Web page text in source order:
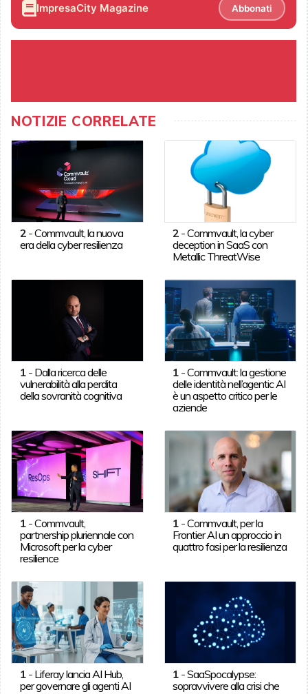
ImpresaCity Magazine Abbonati
NOTIZIE CORRELATE
2-Commvault, la nuova
era della cyber resilienza
2 -Commvault, la cyber
deception in SaaS con
Metallic ThreatWise
1- Dalla ricerca delle
vulnerabilità alla perdita
della sovranità cognitiva
1 -Commvault: la gestione
delle identità nell’agentic AI
è un aspetto critico per le
aziende
1-Commvault,
partnership pluriennale con
Microsoft per la cyber
resilience
1 -Commvault, per la
Frontier AI un approccio in
quattro fasi per la resilienza
1- Liferay lancia AI Hub,
per governare gli agenti AI
1 -SaaSpocalypse:
sopravvivere alla crisi che